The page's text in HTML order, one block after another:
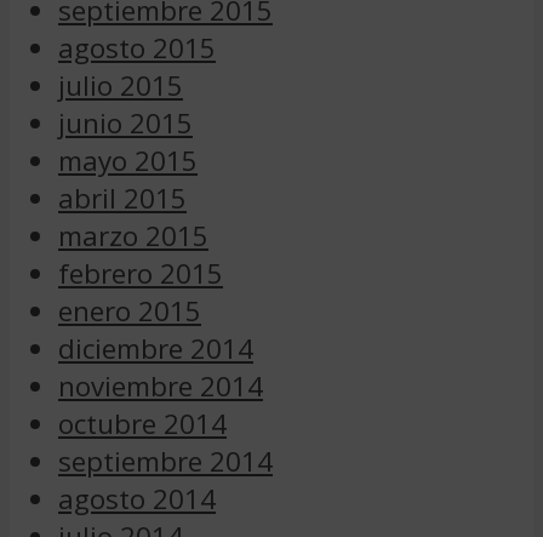
septiembre 2015
agosto 2015
julio 2015
junio 2015
mayo 2015
abril 2015
marzo 2015
febrero 2015
enero 2015
diciembre 2014
noviembre 2014
octubre 2014
septiembre 2014
agosto 2014